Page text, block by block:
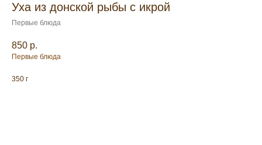
Уха из донской рыбы с икрой
Первые блюда
850 р.
Первые блюда
350 г